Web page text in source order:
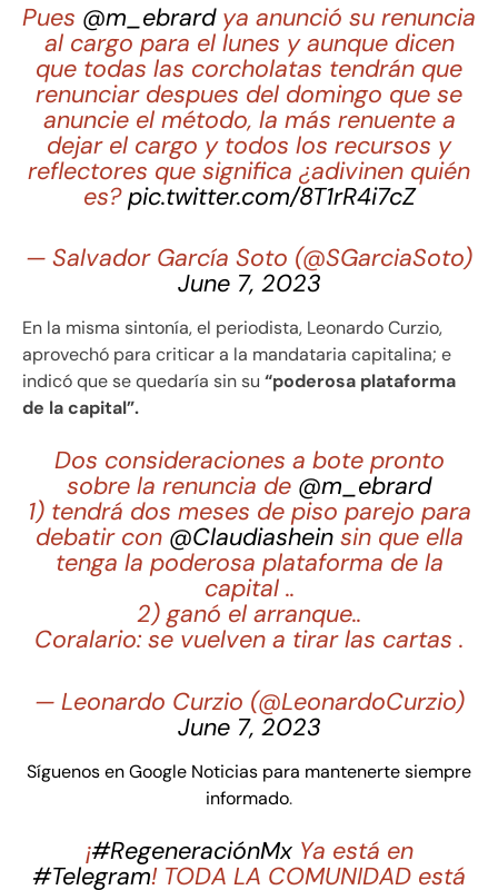
Pues @m_ebrardya anunció su renuncia
al cargo para el lunes y aunque dicen
que todas las corcholatas tendrán que
renunciar despues del domingo que se
anuncie el método, la más renuente a
dejar el cargo y todos los recursos y
reflectores que significa ¿adivinen quién
es?pic.twitter.com/8T1rR4i7cZ
— Salvador García Soto (@SGarciaSoto)
June 7, 2023
En la misma sintonía, el periodista, Leonardo Curzio,
aprovechó para criticar a la mandataria capitalina; e
indicó que se quedaría sin su “poderosa plataforma
de la capital”.
Dos consideraciones a bote pronto
sobre la renuncia de @m_ebrard
1) tendrá dos meses de piso parejo para
debatir con @Claudiasheinsin que ella
tenga la poderosa plataforma de la
capital ..
2) ganó el arranque..
Coralario: se vuelven a tirar las cartas .
— Leonardo Curzio (@LeonardoCurzio)
June 7, 2023
Síguenos en Google Noticias para mantenerte siempre
informado.
¡#RegeneraciónMxYa está en
#Telegram! TODA LA COMUNIDAD está